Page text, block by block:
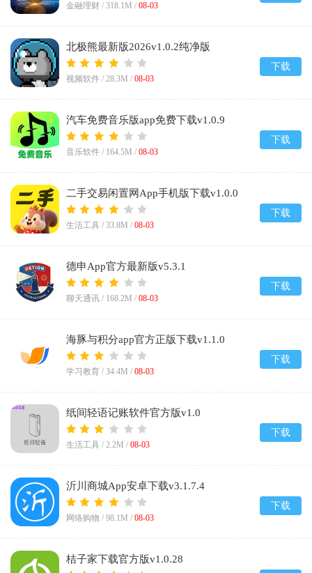
金融理财 / 318.1M / 08-03
北极熊最新版2026v1.0.2纯净版
视频软件 / 28.3M / 08-03
下载
汽车免费音乐版app免费下载v1.0.9
音乐软件 / 164.5M / 08-03
下载
二手交易闲置网App手机版下载v1.0.0
生活工具 / 33.8M / 08-03
下载
德申App官方最新版v5.3.1
聊天通讯 / 168.2M / 08-03
下载
海豚与积分app官方正版下载v1.1.0
学习教育 / 34.4M / 08-03
下载
纸间轻语记账软件官方版v1.0
生活工具 / 2.2M / 08-03
下载
沂川商城App安卓下载v3.1.7.4
网络购物 / 98.1M / 08-03
下载
桔子家下载官方版v1.0.28